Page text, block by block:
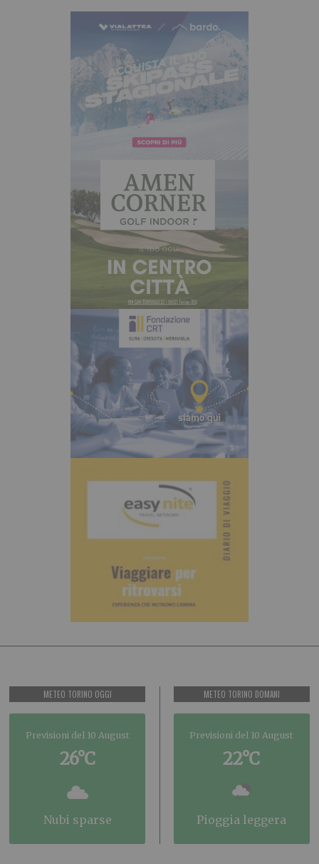
METEO TORINO OGGI
Previsioni del 10 August
26°C
nubi sparse
METEO TORINO DOMANI
Previsioni del 10 August
22°C
pioggia leggera